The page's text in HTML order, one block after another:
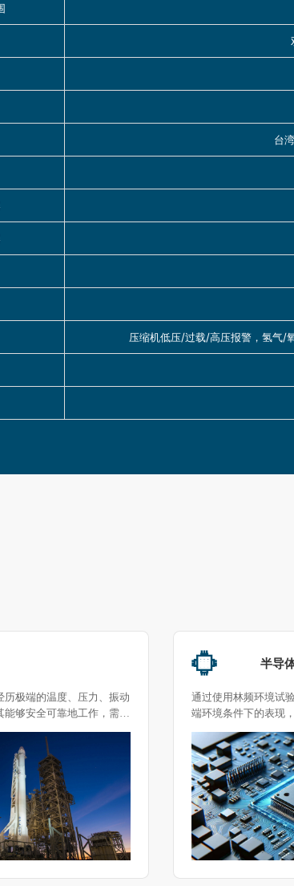
台
压缩机低压/过载/高压报警，氢气/
以全面评估芯片在各种极
实际应用中保持高效稳定
光伏
随着可再生能源的快
场中扮演着越来越重
境测试变得至关重要
台，用于模拟各种环
和耐久性。